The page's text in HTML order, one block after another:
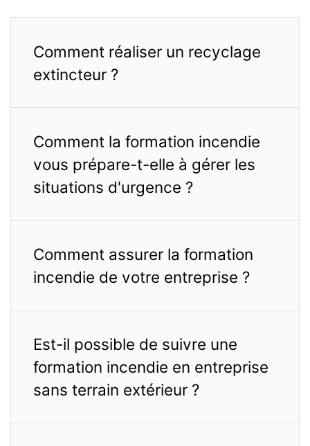
Comment réaliser un recyclage
extincteur ?
Comment la formation incendie
vous prépare-t-elle à gérer les
situations d'urgence ?
Comment assurer la formation
incendie de votre entreprise ?
Est-il possible de suivre une
formation incendie en entreprise
sans terrain extérieur ?